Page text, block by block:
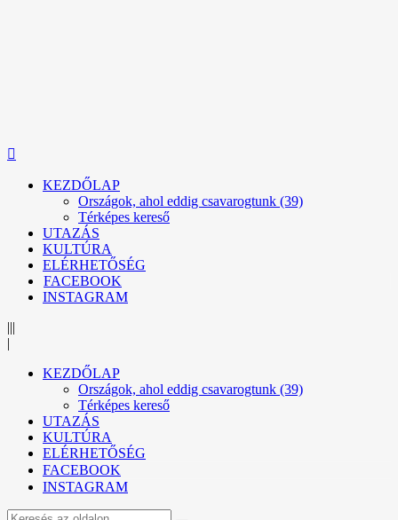
KEZDŐLAP
Országok, ahol eddig csavarogtunk (39)
Térképes kereső
UTAZÁS
KULTÚRA
ELÉRHETŐSÉG
FACEBOOK
INSTAGRAM
|||
|
KEZDŐLAP
Országok, ahol eddig csavarogtunk (39)
Térképes kereső
UTAZÁS
KULTÚRA
ELÉRHETŐSÉG
FACEBOOK
INSTAGRAM